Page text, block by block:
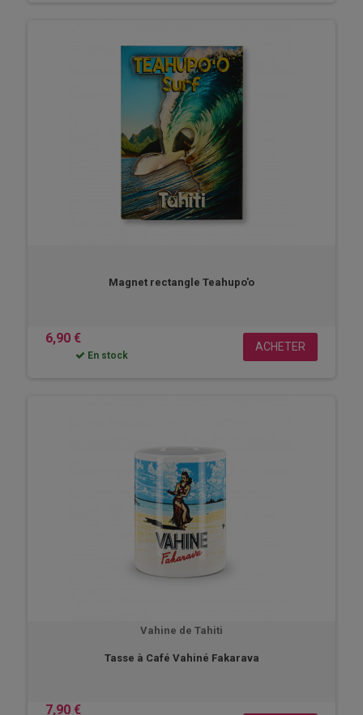
Magnet rectangle Teahupo'o
6,90 €
En stock
ACHETER
Vahine de Tahiti
Tasse à Café Vahiné Fakarava
7,90 €